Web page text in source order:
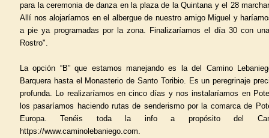
para la ceremonia de danza en la plaza de la Quintana y el 28
Allí nos alojaríamos en el albergue de nuestro amigo Miguel y
a pie ya programadas por la zona. Finalizaríamos el día 30 con
Rostro".
La opción “B” que estamos manejando es la del Camino
Barquera hasta el Monasterio de Santo Toribio. Es un peregrinaje
profunda. Lo realizaríamos en cinco días y nos instalaríamos en
los pasaríamos haciendo rutas de senderismo por la comarca de
Europa. Tenéis toda la info a propósito del
https://www.caminolebaniego.com.